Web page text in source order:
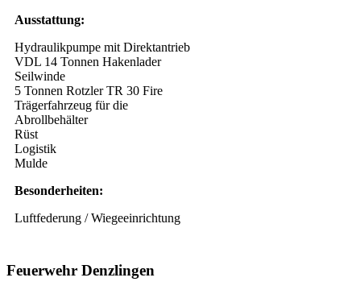
Ausstattung:
Hydraulikpumpe mit Direktantrieb
VDL 14 Tonnen Hakenlader
Seilwinde
5 Tonnen Rotzler TR 30 Fire
Trägerfahrzeug für die
Abrollbehälter
Rüst
Logistik
Mulde
Besonderheiten:
Luftfederung / Wiegeeinrichtung
Feuerwehr Denzlingen